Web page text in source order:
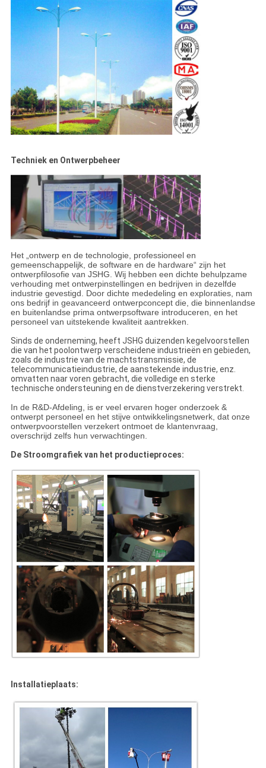
Techniek en Ontwerpbeheer
Het „ontwerp en de technologie, professioneel en
gemeenschappelijk, de software en de hardware“ zijn het
ontwerpfilosofie van JSHG. Wij hebben een dichte behulpzame
verhouding met ontwerpinstellingen en bedrijven in dezelfde
industrie gevestigd. Door dichte mededeling en exploraties, nam
ons bedrijf in geavanceerd ontwerpconcept die, die binnenlandse
en buitenlandse prima ontwerpsoftware introduceren, en het
personeel van uitstekende kwaliteit aantrekken.
Sinds de onderneming, heeft JSHG duizenden kegelvoorstellen
die van het poolontwerp verscheidene industrieën en gebieden,
zoals de industrie van de machtstransmissie, de
telecommunicatieindustrie, de aanstekende industrie, enz.
omvatten naar voren gebracht, die volledige en sterke
technische ondersteuning en de dienstverzekering verstrekt.
In de R&D-Afdeling, is er veel ervaren hoger onderzoek &
ontwerpt personeel en het stijve ontwikkelingsnetwerk, dat onze
ontwerpvoorstellen verzekert ontmoet de klantenvraag,
overschrijd zelfs hun verwachtingen.
De Stroomgrafiek van het productieproces:
Installatieplaats: